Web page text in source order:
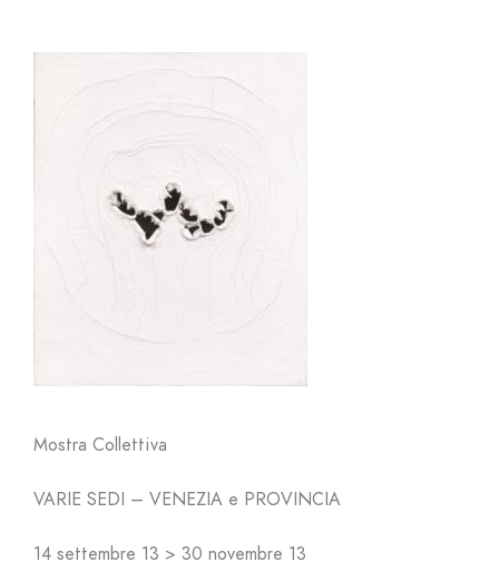
Mostra Collettiva
VARIE SEDI – VENEZIA e PROVINCIA
14 settembre 13 > 30 novembre 13